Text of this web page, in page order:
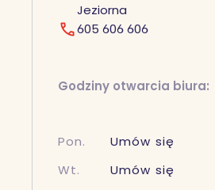
Jeziorna
605 606 606
Godziny otwarcia biura:
Pon.
Umów się
Wt.
Umów się